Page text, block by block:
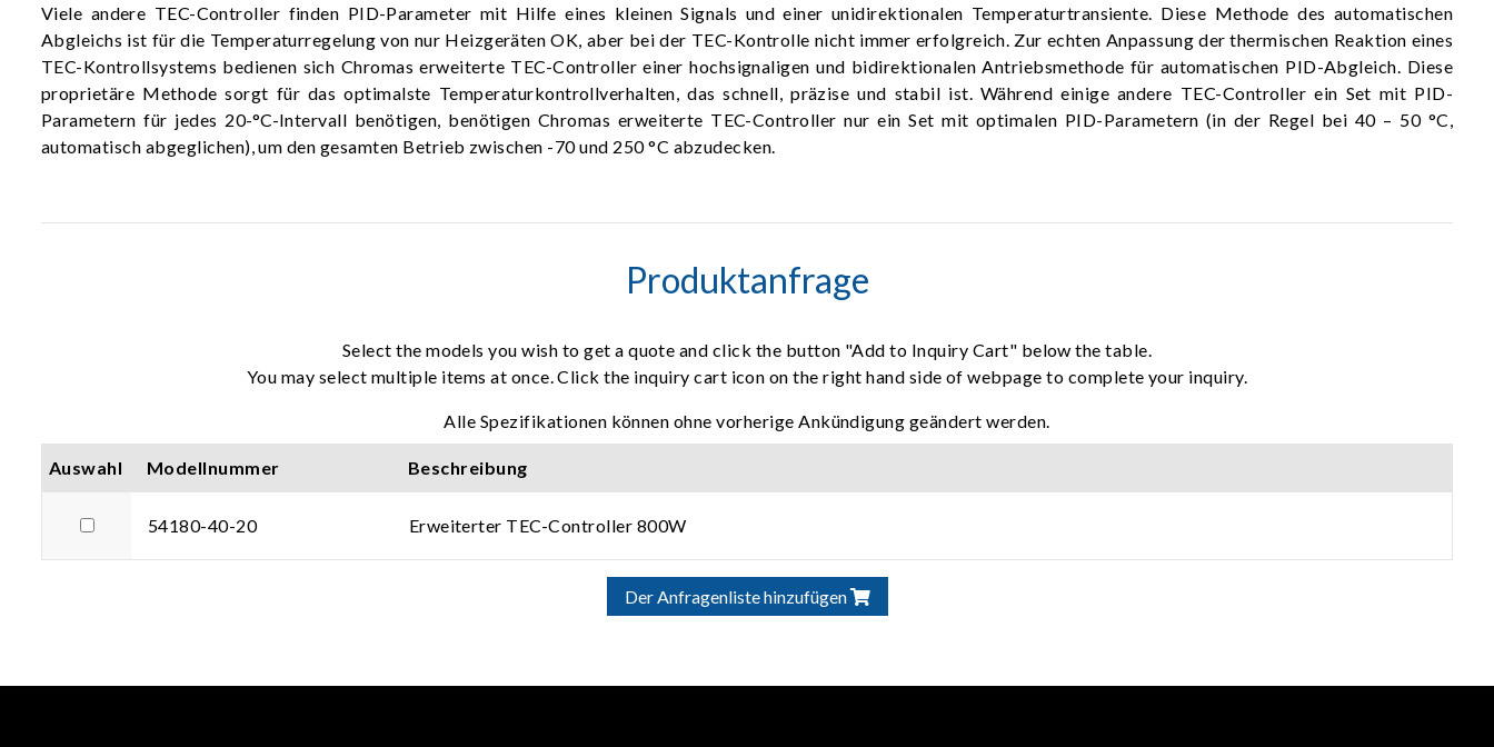
Viele andere TEC-Controller finden PID-Parameter mit Hilfe eines kleinen Signals und einer unidirektionalen Temperaturtransiente. Diese Methode des automatischen
Abgleichs ist für die Temperaturregelung von nur Heizgeräten OK, aber bei der TEC-Kontrolle nicht immer erfolgreich. Zur echten Anpassung der thermischen Reaktion eines
TEC-Kontrollsystems bedienen sich Chromas erweiterte TEC-Controller einer hochsignaligen und bidirektionalen Antriebsmethode für automatischen PID-Abgleich. Diese
proprietäre Methode sorgt für das optimalste Temperaturkontrollverhalten, das schnell, präzise und stabil ist. Während einige andere TEC-Controller ein Set mit PID-
Parametern für jedes 20-°C-Intervall benötigen, benötigen Chromas erweiterte TEC-Controller nur ein Set mit optimalen PID-Parametern (in der Regel bei 40 – 50 °C,
automatisch abgeglichen), um den gesamten Betrieb zwischen -70 und 250 °C abzudecken.
Produktanfrage
Select the models you wish to get a quote and click the button "Add to Inquiry Cart" below the table.
You may select multiple items at once. Click the inquiry cart icon on the right hand side of webpage to complete your inquiry.
Alle Spezifikationen können ohne vorherige Ankündigung geändert werden.
Auswahl Modellnummer Beschreibung
54180-40-20 Erweiterter TEC-Controller 800W
Der Anfragenliste hinzufügen